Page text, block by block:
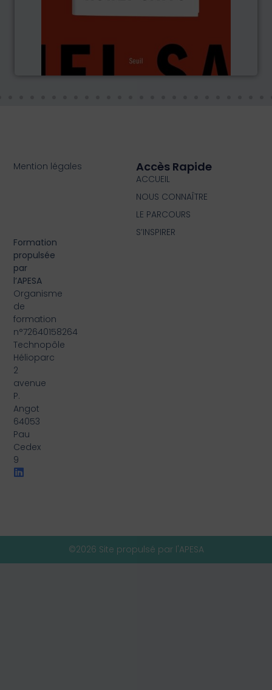
Formation
propulsée
par
l’APESA
Organisme
de
formation
n°72640158264
Technopôle
Hélioparc
2
avenue
P.
Angot
64053
Pau
Cedex
9
Accès Rapide
ACCUEIL
NOUS CONNAÎTRE
LE PARCOURS
S’INSPIRER
Mention légales
©2026 Site propulsé par l'APESA